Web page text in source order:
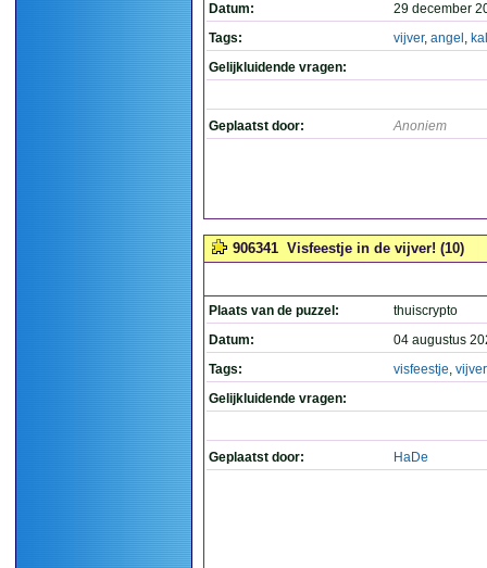
Datum:
29 december
Tags:
vijver, angel ,
Gelijkluidende vragen:
Geplaatst door: Anoniem
906341 Visfeestje in de vijver! (10)
Plaats van de puzzel:
thuiscrypto
Datum:
04 augustus
Tags:
visfeestje, vijver
Gelijkluidende vragen:
Geplaatst door: HaDe